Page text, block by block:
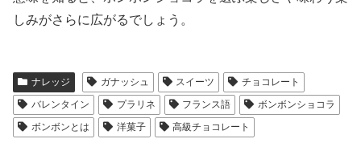
しみがさらに広がるでしょう。
ナレッジ ガナッシュ スイーツ
チョコレート
バレンタイン
プラリネ フランス語
ボンボンショコラ
ボンボンとは
洋菓子 高級チョコレート